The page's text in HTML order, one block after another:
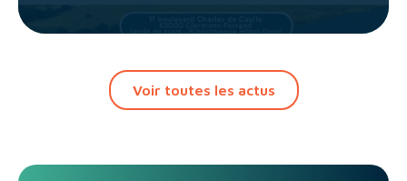
Voir toutes les actus